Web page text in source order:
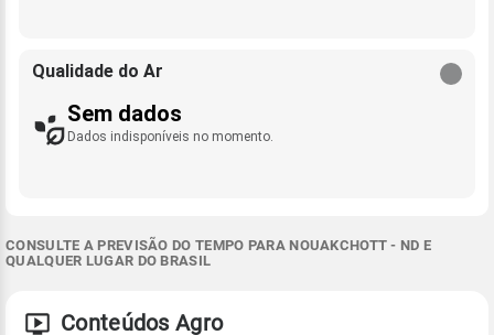
Qualidade do Ar
Sem dados
Dados indisponíveis no momento.
CONSULTE A PREVISÃO DO TEMPO PARA NOUAKCHOTT - ND E
QUALQUER LUGAR DO BRASIL
Conteúdos Agro